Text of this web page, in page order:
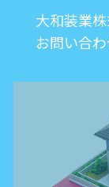
大和装業
お問い合